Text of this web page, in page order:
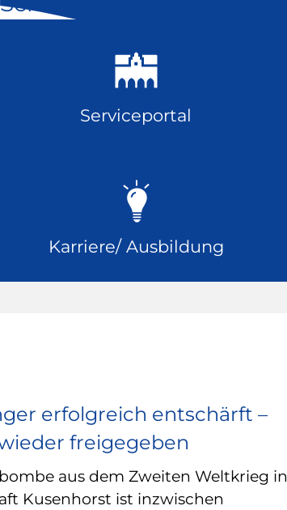
Serviceportal
Karriere/ Ausbildung
erfolgreich entschärft –
freigegeben
aus dem Zweiten Weltkrieg in
Kusenhorst ist inzwischen